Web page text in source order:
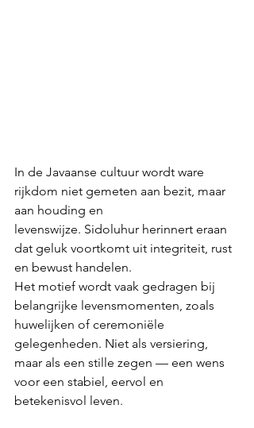
In de Javaanse cultuur wordt ware
rijkdom niet gemeten aan bezit, maar
aan houding en
levenswijze. Sidoluhur herinnert eraan
dat geluk voortkomt uit integriteit, rust
en bewust handelen.
Het motief wordt vaak gedragen bij
belangrijke levensmomenten, zoals
huwelijken of ceremoniële
gelegenheden. Niet als versiering,
maar als een stille zegen — een wens
voor een stabiel, eervol en
betekenisvol leven.